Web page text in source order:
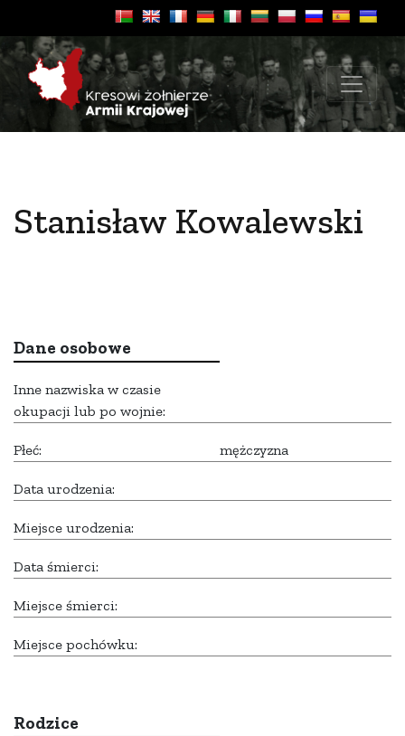
Stanisław Kowalewski
Dane osobowe
Inne nazwiska w czasie
okupacji lub po wojnie:
Płeć: mężczyzna
Data urodzenia:
Miejsce urodzenia:
Data śmierci:
Miejsce śmierci:
Miejsce pochówku:
Rodzice